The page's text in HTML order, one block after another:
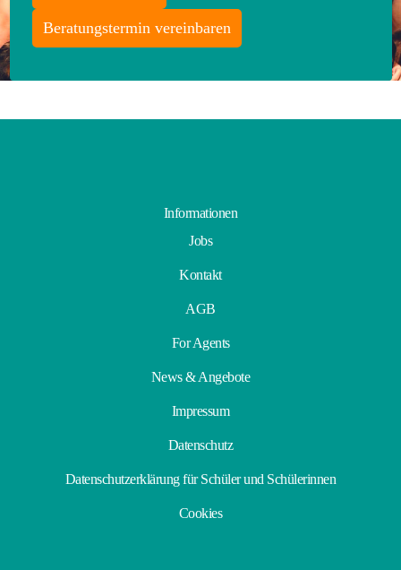
Beratungstermin vereinbaren
Informationen
Jobs
Kontakt
AGB
For Agents
News & Angebote
Impressum
Datenschutz
Datenschutzerklärung für Schüler und Schülerinnen
Cookies